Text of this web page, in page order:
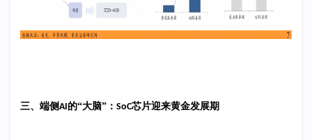
三、端侧AI的“大脑”：SoC芯片迎来黄金发展期